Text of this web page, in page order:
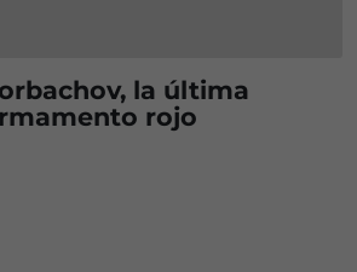
la última
rojo